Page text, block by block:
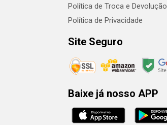
Política de Troca e Devolução
Política de Privacidade
Site Seguro
Baixe já nosso APP